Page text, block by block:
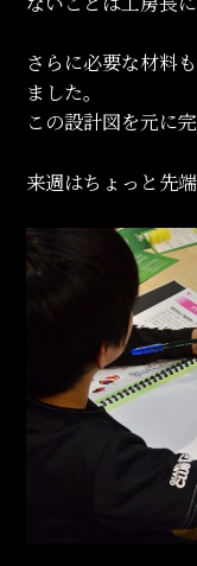
さらに必要な材料
ました。
この設計図を元に
来週はちょっと先